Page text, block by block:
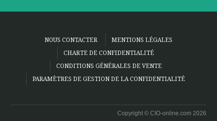
NOUS CONTACTER
MENTIONS LÉGALES
CHARTE DE CONFIDENTIALITÉ
CONDITIONS GÉNÉRALES DE VENTE
PARAMÈTRES DE GESTION DE LA CONFIDENTIALITÉ
Copyright © CIO-online.com 2026